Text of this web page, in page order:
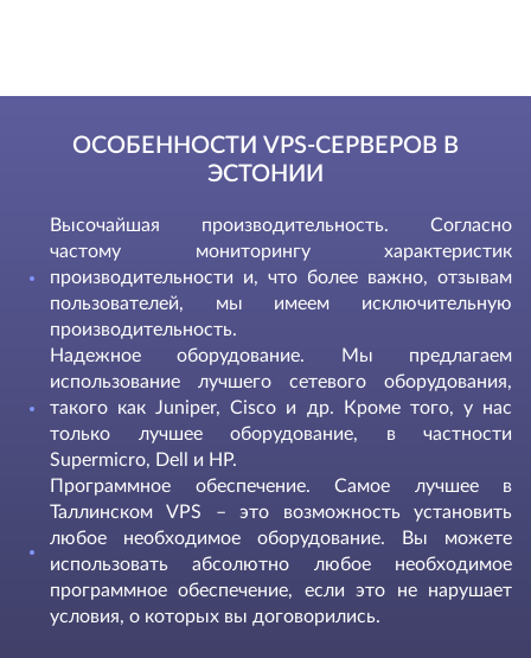
ОСОБЕННОСТИ VPS-СЕРВЕРОВ В
ЭСТОНИИ
Высочайшая производительность. Согласно
частому мониторингу характеристик
производительности и, что более важно, отзывам
пользователей, мы имеем исключительную
производительность.
Надежное оборудование. Мы предлагаем
использование лучшего сетевого оборудования,
такого как Juniper, Cisco и др. Кроме того, у нас
только лучшее оборудование, в частности
Supermicro, Dell и HP.
Программное обеспечение. Самое лучшее в
Таллинском VPS – это возможность установить
любое необходимое оборудование. Вы можете
использовать абсолютно любое необходимое
программное обеспечение, если это не нарушает
условия, о которых вы договорились.